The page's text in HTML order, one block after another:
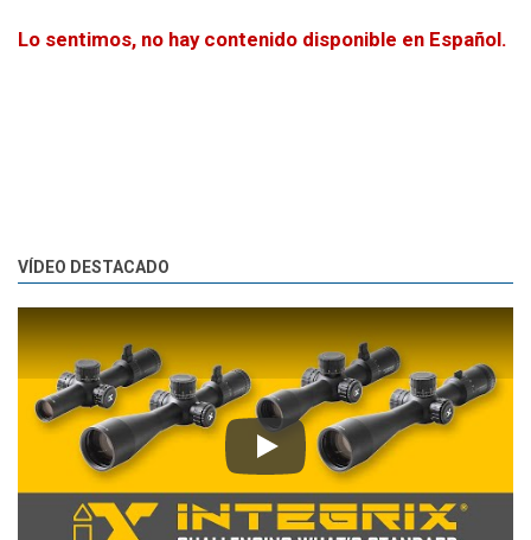
Lo sentimos, no hay contenido disponible en Español.
VÍDEO DESTACADO
Play